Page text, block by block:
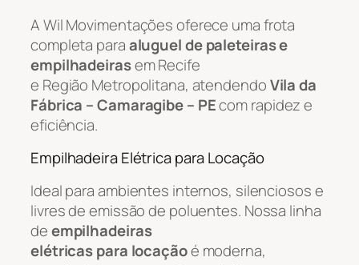
A Wil Movimentações oferece uma frota
completa paraaluguel de paleteiras e
empilhadeirasem Recife
e Região Metropolitana, atendendoVila da
Fábrica – Camaragibe – PEcom rapidez e
eficiência.
Empilhadeira Elétrica para Locação
Ideal para ambientes internos, silenciosos e
livres de emissão de poluentes. Nossa linha
deempilhadeiras
elétricas para locaçãoé moderna,